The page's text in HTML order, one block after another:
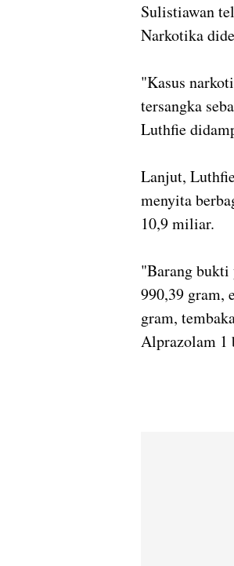
Sulistiawan
Narkotika
"Kasus
tersangka
Luthfie
Lanjut,
menyita
10,9 miliar.
"Barang bukti
990,39 gram,
gram,
Alprazolam 1